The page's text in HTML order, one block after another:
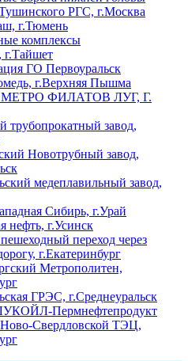
РГС, г.Москва
г.Тюмень
комплексы
г.Тайшет
ГО Первоуральск
г.Верхняя Пышма
ФИЛАТОВ ЛУГ, Г.
трубопрокатный завод,
Новотрубный завод,
медеплавильный завод,
Сибирь, г.Урай
нефть, г.Усинск
переход через
г.Екатеринбург
Метрополитен,
ГРЭС, г.Среднеуральск
Пермнефтепродукт
Ново-Свердловской ТЭЦ,